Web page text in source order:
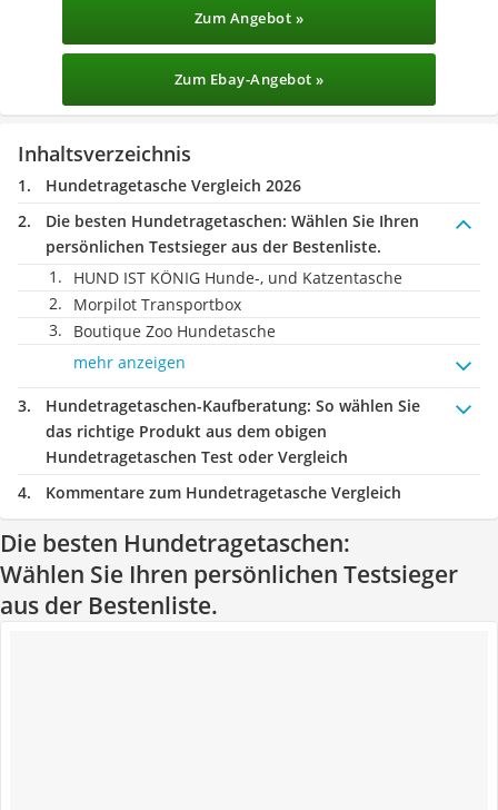
Zum Angebot »
Zum Ebay-Angebot »
Inhaltsverzeichnis
Hundetragetasche Vergleich 2026
Die besten Hundetragetaschen: Wählen Sie Ihren
persönlichen Testsieger aus der Bestenliste.
HUND IST KÖNIG Hunde-, und Katzentasche
Morpilot Transportbox
Boutique Zoo Hundetasche
mehr anzeigen
Hundetragetaschen-Kaufberatung: So wählen Sie
das richtige Produkt aus dem obigen
Hundetragetaschen Test oder Vergleich
Kommentare zum Hundetragetasche Vergleich
Die besten Hundetragetaschen:
Wählen Sie Ihren persönlichen Testsieger
aus der Bestenliste.